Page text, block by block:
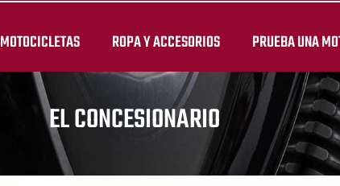
MOTOCICLETAS ROPA Y ACCESORIOS PRUEBA UNA
EL CONCESIONARIO